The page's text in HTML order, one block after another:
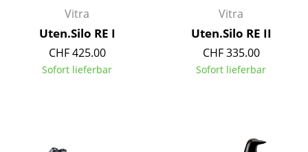
Sideboards & Kommoden
TV Möbel
Beistell- & Rollcontainer
Vitra
Uten.Silo RE I
CHF 425.00
Sofort lieferbar
Vitra
Uten.Silo RE II
CHF 335.00
Sofort lieferbar